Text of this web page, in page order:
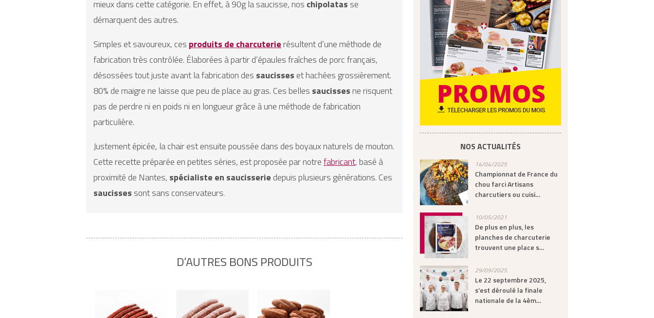
mieux dans cette catégorie. En effet, à 90g la saucisse, nos chipolatas se
démarquent des autres.
Simples et savoureux, ces produits de charcuterierésultent d’une méthode de
fabrication très contrôlée. Élaborées à partir d’épaules fraîches de porc français,
désossées tout juste avant la fabrication des saucisses et hachées grossièrement.
80% de maigre ne laisse que peu de place au gras. Ces belles saucissesne risquent
pas de perdre ni en poids ni en longueur grâce à une méthode de fabrication
particulière.
Justement épicée, la chair est ensuite poussée dans des boyaux naturels de mouton.
Cette recette préparée en petites séries, est proposée par notrefabricant, basé à
proximité de Nantes, spécialiste en saucisserie depuis plusieurs générations. Ces
saucisses sont sans conservateurs.
D’AUTRES BONS PRODUITS
NOS ACTUALITÉS
14/04/2025
Championnat de France du
chou farci Artisans
charcutiers ou cuisi…
10/05/2021
De plus en plus, les
planches de charcuterie
trouvent une place s…
29/09/2025
Le 22 septembre 2025,
s’est déroulé la finale
nationale de la 4èm…